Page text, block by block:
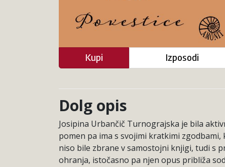
Kupi Izposodi
Dolg opis
Josipina Urbančič Turnograjska je bila
pomen pa ima s svojimi kratkimi
niso bile zbrane v samostojni knjigi, tudi s
ohranja, istočasno pa njen opus približa